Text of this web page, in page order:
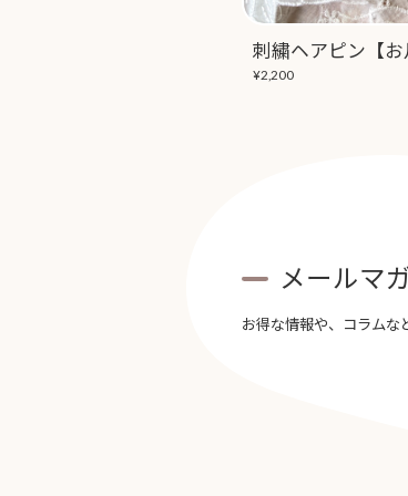
刺繍ヘアピン【お
¥2,200
メールマ
お得な情報や、コラムな